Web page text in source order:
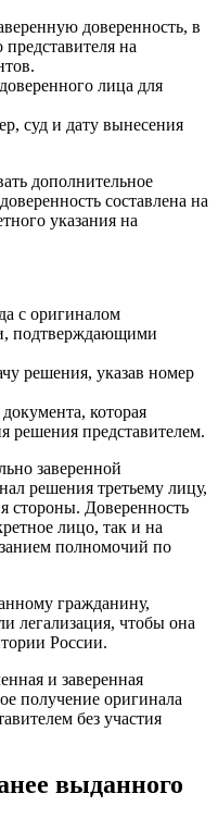
доверенность, в
на
лица для
суд и дату вынесения
дополнительное
составлена на
указания на
с оригиналом
подтверждающими
решения, указав номер
которая
решения представителем.
заверенной
решения третьему лицу,
стороны. Доверенность
лицо, так и на
полномочий по
гражданину,
легализация, чтобы она
России.
и заверенная
получение оригинала
без участия
выданного